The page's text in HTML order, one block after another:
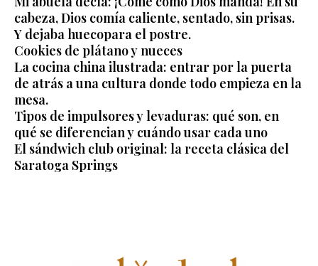
cabeza, Dios comía caliente, sentado, sin prisas.
Y dejaba huecopara el postre.
Cookies de plátano y nueces
La cocina china ilustrada: entrar por la puerta
de atrás a una cultura donde todo empieza en la
mesa.
Tipos de impulsores y levaduras: qué son, en
qué se diferencian y cuándo usar cada uno
El sándwich club original: la receta clásica del
Saratoga Springs